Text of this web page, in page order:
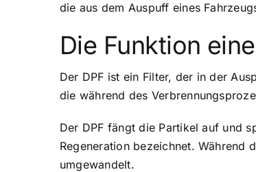
die aus dem Auspuff eines
Die Funktion
Der DPF ist ein Filter, der in der
die während des
Der DPF fängt die Partikel auf und
Regeneration bezeichnet. Während
umgewandelt.